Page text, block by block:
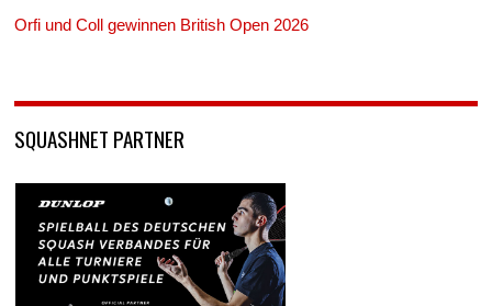
Orfi und Coll gewinnen British Open 2026
SQUASHNET PARTNER